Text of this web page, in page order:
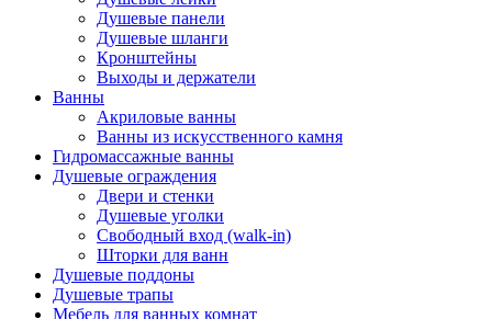
Душевые панели
Душевые шланги
Кронштейны
Выходы и держатели
Ванны
Акриловые ванны
Ванны из искусственного камня
Гидромассажные ванны
Душевые ограждения
Двери и стенки
Душевые уголки
Свободный вход (walk-in)
Шторки для ванн
Душевые поддоны
Душевые трапы
Мебель для ванных комнат